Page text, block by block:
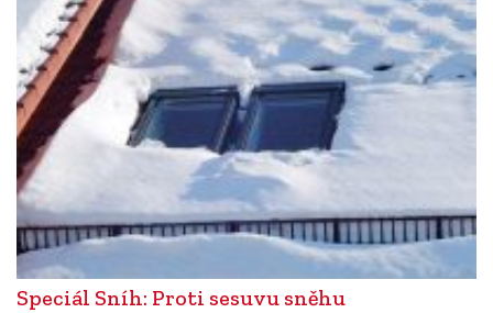
Speciál Sníh: Proti sesuvu sněhu